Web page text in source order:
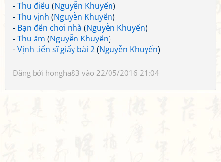
-Thu điếu (Nguyễn Khuyến)
-Thu vịnh (Nguyễn Khuyến)
- Bạn đến chơi nhà (Nguyễn Khuyến)
-Thu ẩm (Nguyễn Khuyến)
-Vịnh tiến sĩ giấy bài 2(Nguyễn Khuyến)
Đăng bởi hongha83 vào 22/05/2016 21:04